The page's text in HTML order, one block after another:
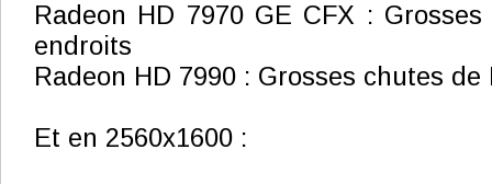
Radeon HD 7970 GE CFX :
endroits
Radeon HD 7990 : Grosses chutes
Et en 2560x1600 :